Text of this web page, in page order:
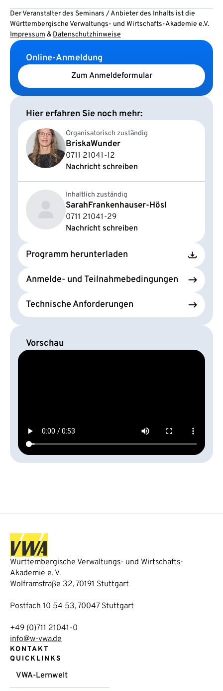
Der Veranstalter des Seminars / Anbieter des Inhalts ist die
Württembergische Verwaltungs- und Wirtschafts-Akademie e.V.
Impressum & Datenschutzhinweise
Online-Anmeldung
Zum Anmeldeformular
Hier erfahren Sie noch mehr:
Organisatorisch zuständig
BriskaWunder
0711 21041-12
Nachricht schreiben
Inhaltlich zuständig
SarahFrankenhauser-Hösl
0711 21041-29
Nachricht schreiben
Programm herunterladen
Anmelde- und Teilnahmebedingungen
Technische Anforderungen
Vorschau
Württembergische Verwaltungs- und Wirtschafts-
Akademie e. V.
Wolframstraße 32, 70191 Stuttgart
Postfach 10 54 53, 70047 Stuttgart
+49 (0)711 21041-0
info@w-vwa.de
KONTAKT
QUICKLINKS
VWA-Lernwelt